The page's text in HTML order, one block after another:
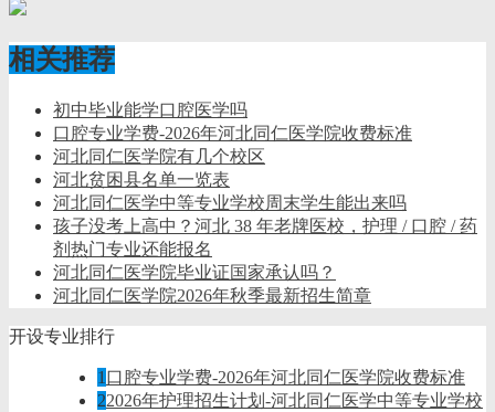
相关推荐
初中毕业能学口腔医学吗
口腔专业学费-2026年河北同仁医学院收费标准
河北同仁医学院有几个校区
河北贫困县名单一览表
河北同仁医学中等专业学校周末学生能出来吗
孩子没考上高中？河北 38 年老牌医校，护理 / 口腔 / 药
剂热门专业还能报名
河北同仁医学院毕业证国家承认吗？
河北同仁医学院2026年秋季最新招生简章
开设专业排行
1 口腔专业学费-2026年河北同仁医学院收费标准
22026年护理招生计划-河北同仁医学中等专业学校